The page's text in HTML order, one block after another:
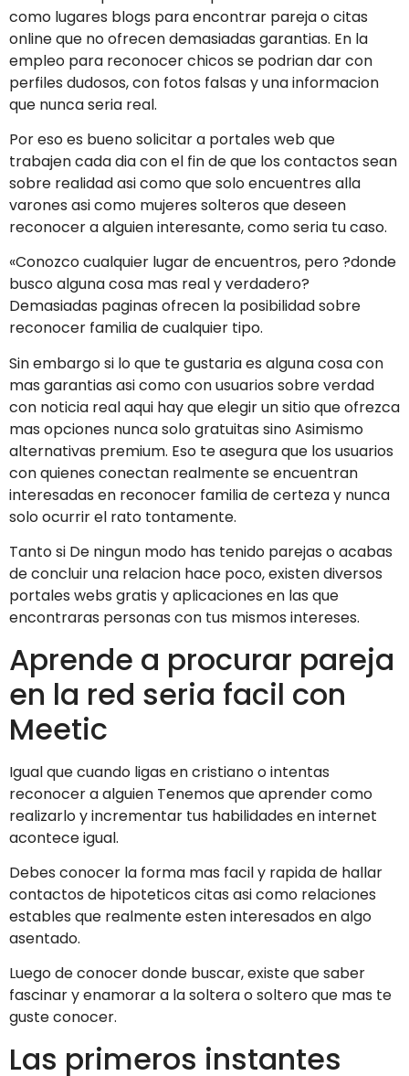
como lugares blogs para encontrar pareja o citas
online que no ofrecen demasiadas garantias. En la
empleo para reconocer chicos se podri­an dar con
perfiles dudosos, con fotos falsas y una informacion
que nunca seri­a real.
Por eso es bueno solicitar a portales web que
trabajen cada dia con el fin de que los contactos sean
sobre realidad asi­ como que solo encuentres alla
varones asi­ como mujeres solteros que deseen
reconocer a alguien interesante, como seri­a tu caso.
«Conozco cualquier lugar de encuentros, pero ?donde
busco alguna cosa mas real y verdadero?
Demasiadas paginas ofrecen la posibilidad sobre
reconocer familia de cualquier tipo.
Sin embargo si lo que te gustaria es alguna cosa con
mas garantias asi­ como con usuarios sobre verdad
con noticia real aqui hay que elegir un sitio que ofrezca
mas opciones nunca solo gratuitas sino Asimismo
alternativas premium. Eso te asegura que los usuarios
con quienes conectan realmente se encuentran
interesadas en reconocer familia de certeza y nunca
solo ocurrir el rato tontamente.
Tanto si De ningun modo has tenido parejas o acabas
de concluir una relacion hace poco, existen diversos
portales webs gratis y aplicaciones en las que
encontraras personas con tus mismos intereses.
Aprende a procurar pareja
en la red seri­a facil con
Meetic
Igual que cuando ligas en cristiano o intentas
reconocer a alguien Tenemos que aprender como
realizarlo y incrementar tus habilidades en internet
acontece igual.
Debes conocer la forma mas facil y rapida de hallar
contactos de hipoteticos citas asi­ como relaciones
estables que realmente esten interesados en algo
asentado.
Luego de conocer donde buscar, existe que saber
fascinar y enamorar a la soltera o soltero que mas te
guste conocer.
Las primeros instantes